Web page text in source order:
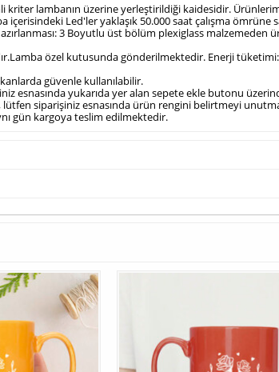
kriter lambanın üzerine yerleştirildiği kaidesidir.
içerisindeki Led'ler yaklaşık 50.000 saat çalışma
3 Boyutlu üst bölüm plexiglass malzemeden
özel kutusunda gönderilmektedir. Enerji
güvenle kullanılabilir.
esnasında yukarıda yer alan sepete ekle butonu
lütfen siparişiniz esnasında ürün rengini belirtmeyi
gün kargoya teslim edilmektedir.